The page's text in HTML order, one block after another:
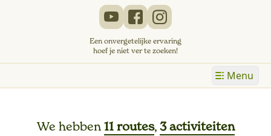
Een onvergetelijke ervaring
hoef je niet ver te zoeken!
Menu
We hebben11 routes,3 activiteiten